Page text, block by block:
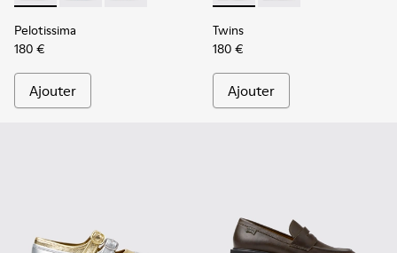
Pelotissima
180 €
Ajouter
Twins
180 €
Ajouter